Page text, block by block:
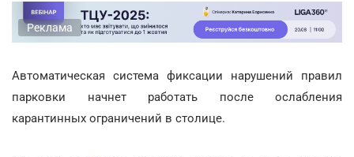
Реклама
Автоматическая система фиксации нарушений правил
парковки начнет работать после ослабления
карантинных ограничений в столице.